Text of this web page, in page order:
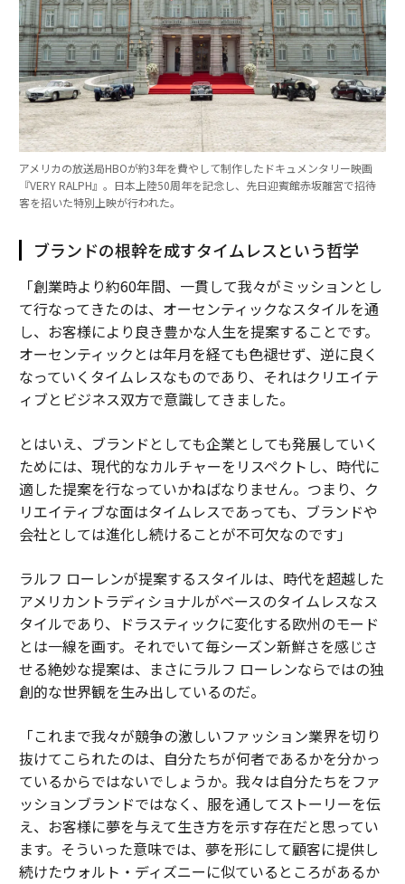
アメリカの放送局HBOが約3年を費やして制作したドキュメンタリー映画
『VERY RALPH』。日本上陸50周年を記念し、先日迎賓館赤坂離宮で招待
客を招いた特別上映が行われた。
ブランドの根幹を成すタイムレスという哲学
「創業時より約60年間、一貫して我々がミッションとし
て行なってきたのは、オーセンティックなスタイルを通
し、お客様により良き豊かな人生を提案することです。
オーセンティックとは年月を経ても色褪せず、逆に良く
なっていくタイムレスなものであり、それはクリエイテ
ィブとビジネス双方で意識してきました。
とはいえ、ブランドとしても企業としても発展していく
ためには、現代的なカルチャーをリスペクトし、時代に
適した提案を行なっていかねばなりません。つまり、ク
リエイティブな面はタイムレスであっても、ブランドや
会社としては進化し続けることが不可欠なのです」
ラルフ ローレンが提案するスタイルは、時代を超越した
アメリカントラディショナルがベースのタイムレスなス
タイルであり、ドラスティックに変化する欧州のモード
とは一線を画す。それでいて毎シーズン新鮮さを感じさ
せる絶妙な提案は、まさにラルフ ローレンならではの独
創的な世界観を生み出しているのだ。
「これまで我々が競争の激しいファッション業界を切り
抜けてこられたのは、自分たちが何者であるかを分かっ
ているからではないでしょうか。我々は自分たちをファ
ッションブランドではなく、服を通してストーリーを伝
え、お客様に夢を与えて生き方を示す存在だと思ってい
ます。そういった意味では、夢を形にして顧客に提供し
続けたウォルト・ディズニーに似ているところがあるか